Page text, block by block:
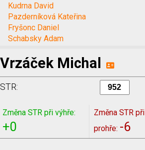
Kudrna David
Pazderníková Kateřina
Fryšonc Daniel
Schabsky Adam
Vrzáček Michal
STR:
Změna STR při výhře:
+0
Změna STR při
prohře: -6